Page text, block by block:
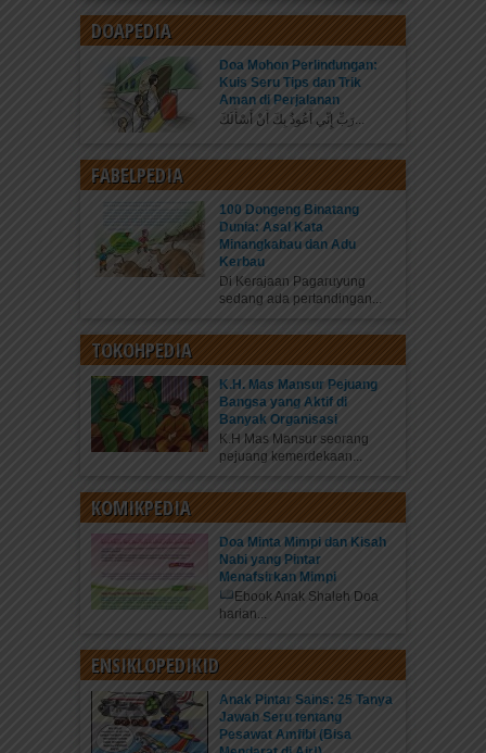
DOAPEDIA
Doa Mohon Perlindungan:
Kuis Seru Tips dan Trik
Aman di Perjalanan
رَبِّ إِنِّي أَعُوذُ بِكَ أَنْ أَسْأَلَكَ...
FABELPEDIA
100 Dongeng Binatang
Dunia: Asal Kata
Minangkabau dan Adu
Kerbau
Di Kerajaan Pagaruyung
sedang ada pertandingan...
TOKOHPEDIA
K.H. Mas Mansur Pejuang
Bangsa yang Aktif di
Banyak Organisasi
K.H Mas Mansur seorang
pejuang kemerdekaan...
KOMIKPEDIA
Doa Minta Mimpi dan Kisah
Nabi yang Pintar
Menafsirkan Mimpi
Ebook Anak Shaleh Doa
harian...
ENSIKLOPEDIKID
Anak Pintar Sains: 25 Tanya
Jawab Seru tentang
Pesawat Amfibi (Bisa